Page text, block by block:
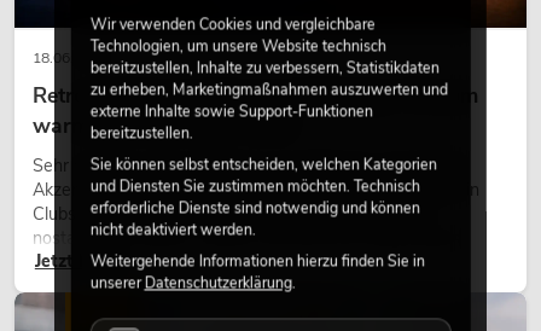
18.06.2026
Retro-Licht im modernen Lichtdesign: Warum
warmes Licht wieder wirkt
Sehr warmes Licht, sichtbare Leuchtflächen und farbige
Akzente prägen viele aktuelle Lichtdesigns auf Bühnen, in
Clubs und bei Events. Retro-Licht ist dabei kein rein
nostalgischer Effekt, sondern ein bewusst eingesetztes
Gestaltungsmittel: Es schafft Atmosphäre, gibt Szenen
Charakter und kann technische LED-Setups emotionaler
wirken lassen.
Jetzt lesen
LICHT
Wir verwenden Cookies und vergleichbare
Technologien, um unsere Website technisch
bereitzustellen, Inhalte zu verbessern, Statistikdaten
zu erheben, Marketingmaßnahmen auszuwerten und
externe Inhalte sowie Support-Funktionen
bereitzustellen.
Sie können selbst entscheiden, welchen Kategorien
und Diensten Sie zustimmen möchten. Technisch
erforderliche Dienste sind notwendig und können
nicht deaktiviert werden.
Weitergehende Informationen hierzu finden Sie in
unsererDatenschutzerklärung.